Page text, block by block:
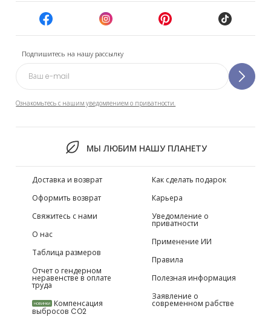
Подпишитесь на нашу рассылку
Ознакомьтесь с нашим уведомлением о приватности.
МЫ ЛЮБИМ НАШУ ПЛАНЕТУ
Доставка и возврат
Оформить возврат
Свяжитесь с нами
О нас
Таблица размеров
Отчет о гендерном
неравенстве в оплате
труда
НОВИНКИ Компенсация
выбросов CO2
Как сделать подарок
Карьера
Уведомление о
приватности
Применение ИИ
Правила
Полезная информация
Заявление о
современном рабстве